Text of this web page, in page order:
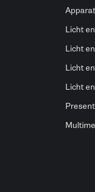
Licht
Licht
Licht
Licht